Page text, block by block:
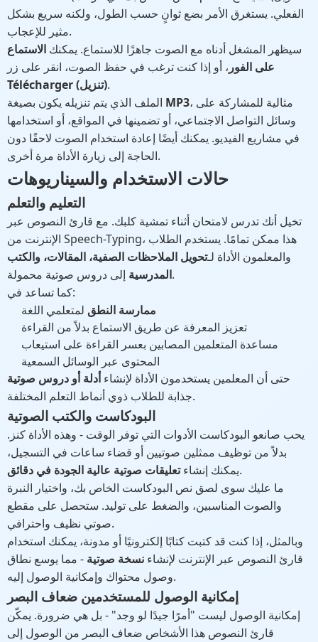
الفعلي. يستغرق الأمر بضع ثوانٍ حسب الطول، ولكنه سريع بشكل
مثير للإعجاب.
سيظهر المشغل أدناه مع الصوت جاهزًا للاستماع. يمكنك الاستماع
على الفور ، أو إذا كنت ترغب في حفظ الصوت، انقر على زر
Télécharger (تنزيل).
MP3، مثالية للمشاركة على
وسائل التواصل الاجتماعي، أو تضمينها في المواقع، أو استخدامها
في مشاريع الفيديو. يمكنك أيضًا إعادة استخدام الصوت لاحقًا دون
الحاجة إلى زيارة الأداة مرة أخرى.
حالات الاستخدام والسيناريوهات
التعليم والتعلم
تخيل أنك تدرس لامتحان أثناء تمشية كلبك. مع قارئ النصوص عبر
الإنترنت من Speech-Typing، هذا ممكن تمامًا. يستخدم الطلاب
والمعلمون الأداة لـتحويل الملاحظات الصفية، المقالات، والكتب
المدرسيةإلى دروس صوتية محمولة.
كما تساعد في:
ممارسة النطق لمتعلمي اللغة
تعزيز المعرفة عن طريق الاستماع بدلاً من القراءة
مساعدة المتعلمين المصابين بعسر القراءة على استيعاب
المحتوى عبر الوسائل السمعية
حتى أن المعلمين يستخدمون الأداة لإنشاءأدلة أو دروس صوتية
جذابة للطلاب ذوي أنماط التعلم المختلفة.
البودكاست والكتب الصوتية
يحب صانعو البودكاست الأدوات التي توفر الوقت - وهذه الأداة كنز.
بدلاً من توظيف ممثلين صوتيين أو قضاء ساعات في التسجيل،
يمكنك إنشاءتعليقات صوتية عالية الجودة في دقائق
.
ما عليك سوى لصق نص البودكاست الخاص بك، واختيار النبرة
والصوت المناسبين، والضغط على توليد. ستحصل على مقطع
صوتي نظيف واحترافي.
وبالمثل، إذا كنت قد كتبت كتابًا إلكترونيًا أو مدونة، يمكنك استخدام
قارئ النصوص عبر الإنترنت لإنشاء نسخة صوتية - مما يوسع نطاق
وصول محتواك وإمكانية الوصول إليه.
إمكانية الوصول للمستخدمين ضعاف البصر
إمكانية الوصول ليست "أمرًا جيدًا لو وجد" - بل هي ضرورة. يمكّن
قارئ النصوص هذا الأشخاص ضعاف البصر من الوصول إلى